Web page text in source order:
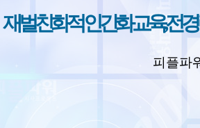
재벌친화적 인간화 교육, 전
피플파